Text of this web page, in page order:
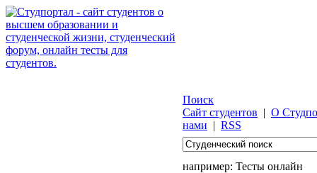
Поиск
Сайт студентов | О
нами | RSS
например: Тесты онлайн